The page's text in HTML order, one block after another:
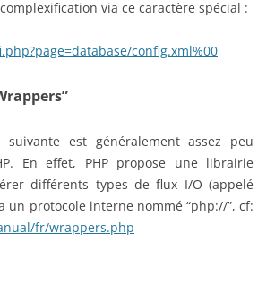
via ce caractère spécial :
config.xml%00
suivante est généralement assez peu
En effet, PHP propose une librairie
différents types de flux I/O (appelé
un protocole interne nommé “php://”, cf:
fr/wrappers.php